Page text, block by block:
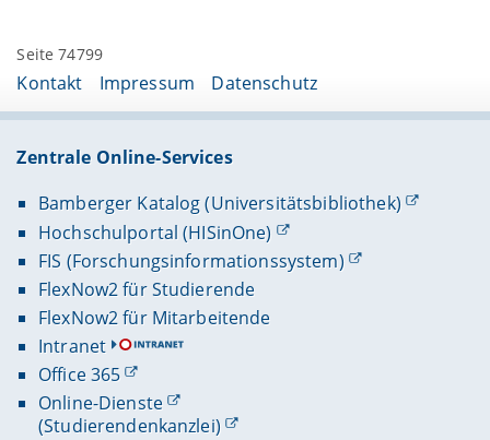
Seite 74799
Kontakt Impressum Datenschutz
Zentrale Online-Services
Bamberger Katalog (Universitätsbibliothek)
Hochschulportal (HISinOne)
FIS (Forschungsinformationssystem)
FlexNow2 für Studierende
FlexNow2 für Mitarbeitende
Intranet
Office 365
Online-Dienste
(Studierendenkanzlei)